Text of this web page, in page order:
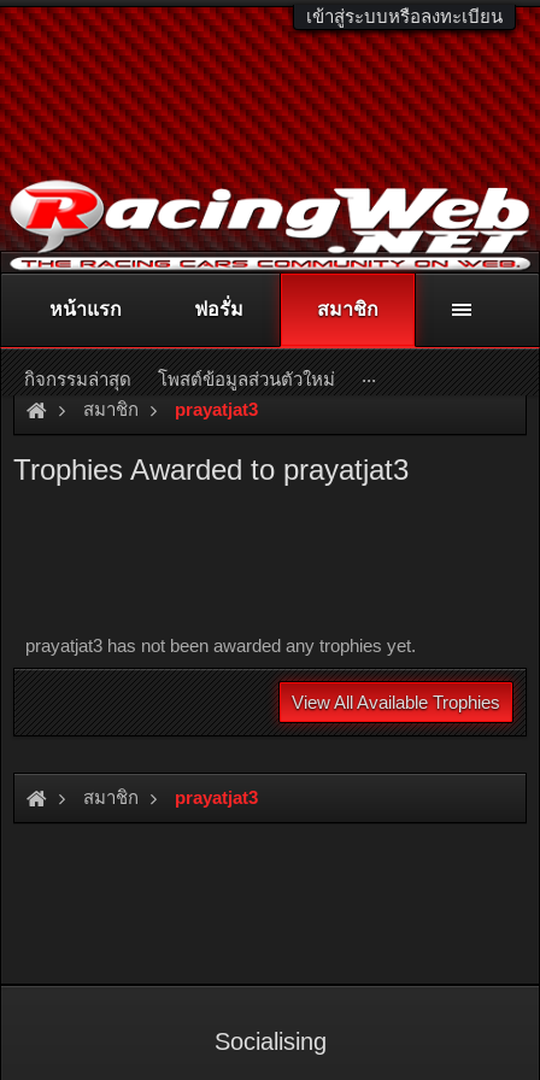
เข้าสู่ระบบหรือลงทะเบียน
ติดต่อลงโฆษณา racingweb@gmail.comหรือโทร. 081-811-1138
หรืออ่านรายละเอียดเพิ่มเติม คลิกที่นี่
สมาชิก prayatjat3
Trophies Awarded to prayatjat3
prayatjat3 has not been awarded any trophies yet.
View All Available Trophies
สมาชิก prayatjat3
หน้าแรก ฟอรั่ม สมาชิก
กิจกรรมล่าสุด โพสต์ข้อมูลส่วนตัวใหม่ ...
Socialising